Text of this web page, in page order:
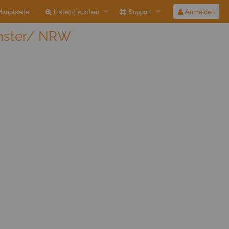
Liste(n) suchen Support Anmelden
NRW